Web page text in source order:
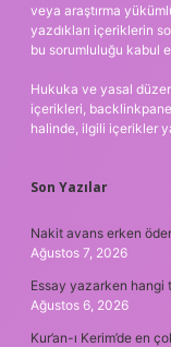
veya araştırma
yazdıkları içeriklerin
bu sorumluluğu kabul
Hukuka ve yasal
içerikleri,
halinde, ilgili içerikler
Son Yazılar
Nakit avans erken
Ağustos 7, 2026
Essay yazarken hangi
Ağustos 6, 2026
Kur’an-ı Kerim’de en